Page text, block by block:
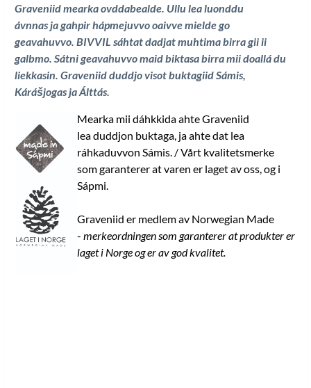
Graveniid mearka ovddabealde. Ullu lea luonddu
ávnnas ja gahpir hápmejuvvo oaivve mielde go
geavahuvvo. BIVVIL sáhtat dadjat muhtima birra gii ii
galbmo. Sátni geavahuvvo maid biktasa birra mii doallá du
liekkasin. Graveniid duddjo visot buktagiid Sámis,
Kárášjogas ja Álttás
Mearka mii dáhkkida ahte Graveniid
lea duddjon buktaga, ja ahte dat lea
ráhkaduvvon Sámis. / Vårt kvalitetsmerke
som garanterer at varen er laget av oss, og i
Sápmi.
Graveniid er medlem av Norwegian Made
- merkeordningen som garanterer at produkter er
laget i Norge og er av god kvalitet.